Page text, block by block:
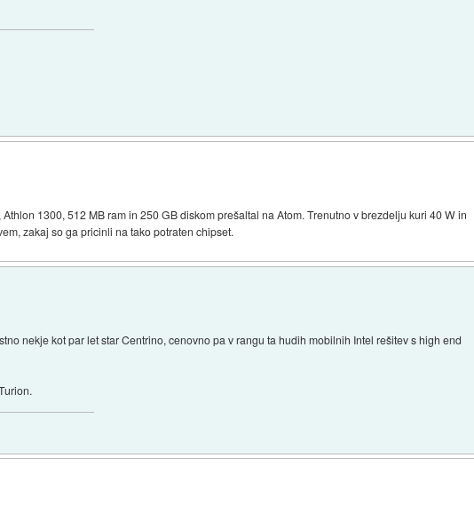
1300, 512 MB ram in 250 GB diskom prešaltal na Atom. Trenutno v brezdelju kuri 40 W in
zakaj so ga pricinli na tako potraten chipset.
nekje kot par let star Centrino, cenovno pa v rangu ta hudih mobilnih Intel rešitev s high end